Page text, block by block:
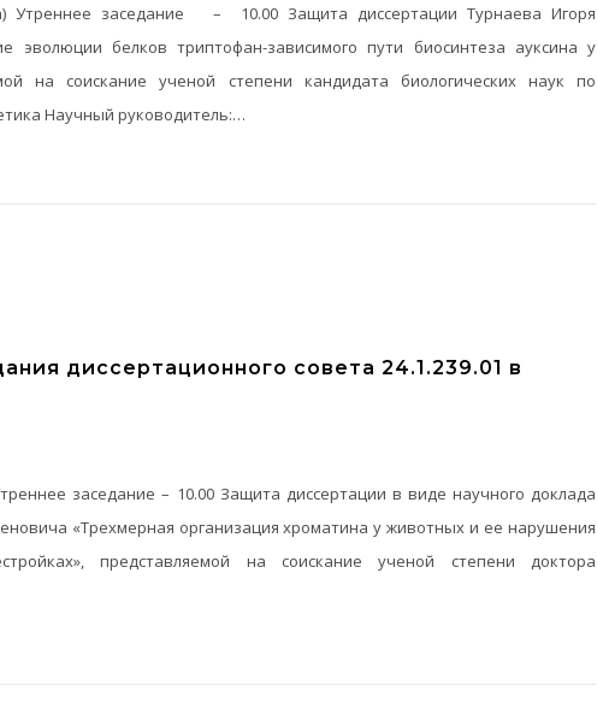
Утреннее заседание – 10.00 Защита диссертации Турнаева Игоря
эволюции белков триптофан-зависимого пути биосинтеза ауксина у
на соискание ученой степени кандидата биологических наук по
Научный руководитель:…
диссертационного совета 24.1.239.01 в
заседание – 10.00 Защита диссертации в виде научного доклада
«Трехмерная организация хроматина у животных и ее нарушения
представляемой на соискание ученой степени доктора